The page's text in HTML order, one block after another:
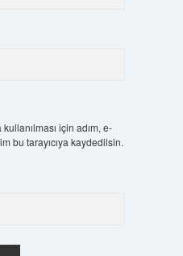
için adım, e-
bu tarayıcıya kaydedilsin.